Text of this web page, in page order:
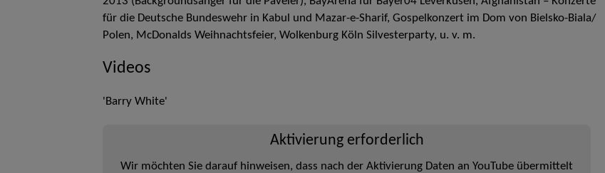
für die Deutsche Bundeswehr in Kabul und Mazar-e-Sharif, Gospelkonzert im Dom von Bielsko-Biala/
Polen, McDonalds Weihnachtsfeier, Wolkenburg Köln Silvesterparty, u. v. m.
Videos
'Barry White'
Aktivierung erforderlich
Wir möchten Sie darauf hinweisen, dass nach der Aktivierung Daten an YouTube übermittelt